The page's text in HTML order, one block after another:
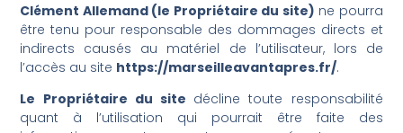
Clément Allemand (le Propriétaire du site) ne pourra
être tenu pour responsable des dommages directs et
indirects causés au matériel de l’utilisateur, lors de
l’accès au site https://marseilleavantapres.fr/.
Le Propriétaire du site décline toute responsabilité
quant à l’utilisation qui pourrait être faite des